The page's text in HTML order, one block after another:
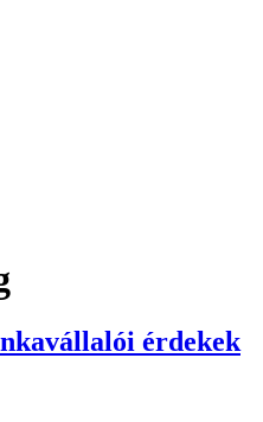
érdekek